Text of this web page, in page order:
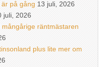
på gång 13 juli, 2026
juli, 2026
räntmästaren
plus lite mer om